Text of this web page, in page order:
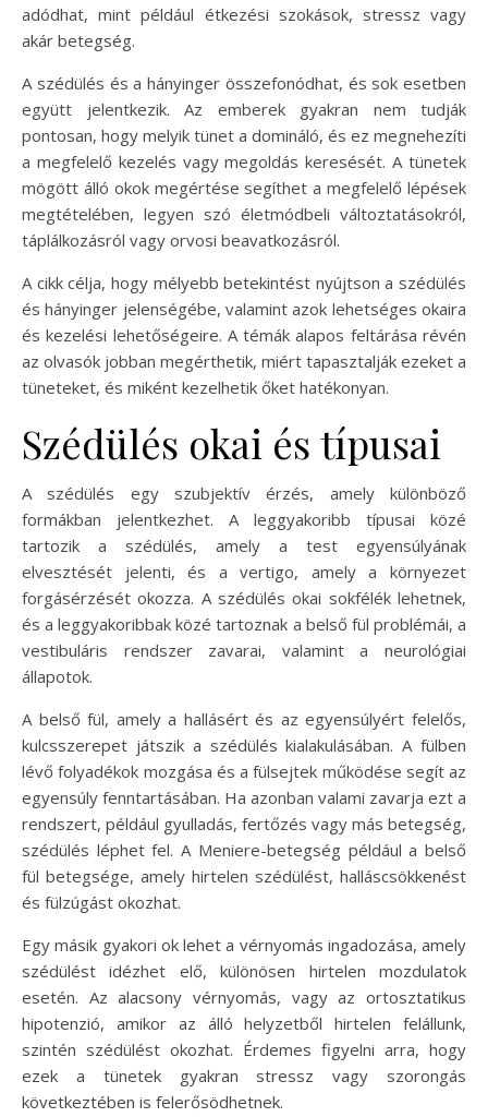
adódhat, mint például étkezési szokások, stressz vagy
akár betegség.
A szédülés és a hányinger összefonódhat, és sok esetben
együtt jelentkezik. Az emberek gyakran nem tudják
pontosan, hogy melyik tünet a domináló, és ez megnehezíti
a megfelelő kezelés vagy megoldás keresését. A tünetek
mögött álló okok megértése segíthet a megfelelő lépések
megtételében, legyen szó életmódbeli változtatásokról,
táplálkozásról vagy orvosi beavatkozásról.
A cikk célja, hogy mélyebb betekintést nyújtson a szédülés
és hányinger jelenségébe, valamint azok lehetséges okaira
és kezelési lehetőségeire. A témák alapos feltárása révén
az olvasók jobban megérthetik, miért tapasztalják ezeket a
tüneteket, és miként kezelhetik őket hatékonyan.
Szédülés okai és típusai
A szédülés egy szubjektív érzés, amely különböző
formákban jelentkezhet. A leggyakoribb típusai közé
tartozik a szédülés, amely a test egyensúlyának
elvesztését jelenti, és a vertigo, amely a környezet
forgásérzését okozza. A szédülés okai sokfélék lehetnek,
és a leggyakoribbak közé tartoznak a belső fül problémái, a
vestibuláris rendszer zavarai, valamint a neurológiai
állapotok.
A belső fül, amely a hallásért és az egyensúlyért felelős,
kulcsszerepet játszik a szédülés kialakulásában. A fülben
lévő folyadékok mozgása és a fülsejtek működése segít az
egyensúly fenntartásában. Ha azonban valami zavarja ezt a
rendszert, például gyulladás, fertőzés vagy más betegség,
szédülés léphet fel. A Meniere-betegség például a belső
fül betegsége, amely hirtelen szédülést, halláscsökkenést
és fülzúgást okozhat.
Egy másik gyakori ok lehet a vérnyomás ingadozása, amely
szédülést idézhet elő, különösen hirtelen mozdulatok
esetén. Az alacsony vérnyomás, vagy az ortosztatikus
hipotenzió, amikor az álló helyzetből hirtelen felállunk,
szintén szédülést okozhat. Érdemes figyelni arra, hogy
ezek a tünetek gyakran stressz vagy szorongás
következtében is felerősödhetnek.